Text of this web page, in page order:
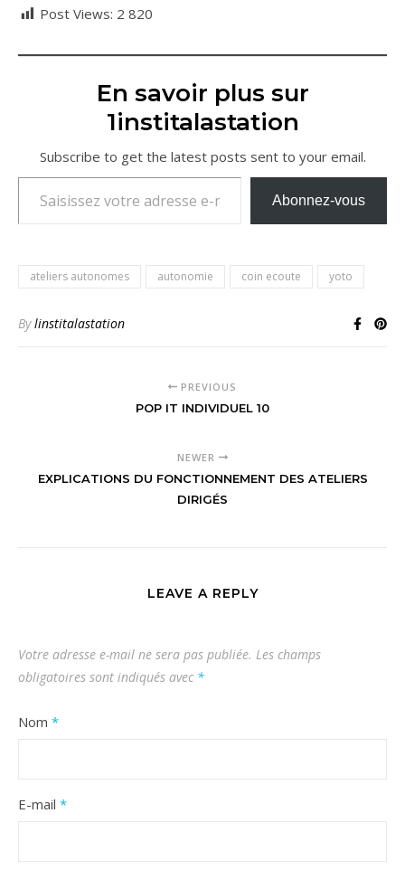
Post Views: 2 820
En savoir plus sur
1institalastation
Subscribe to get the latest posts sent to your email.
Saisissez votre adresse e-mail…
Abonnez-vous
ateliers autonomes autonomie coin ecoute yoto
Bylinstitalastation
PREVIOUS
POP IT INDIVIDUEL 10
NEWER
EXPLICATIONS DU FONCTIONNEMENT DES ATELIERS
DIRIGÉS
LEAVE A REPLY
Votre adresse e-mail ne sera pas publiée. Les champs
obligatoires sont indiqués avec *
Nom *
E-mail *